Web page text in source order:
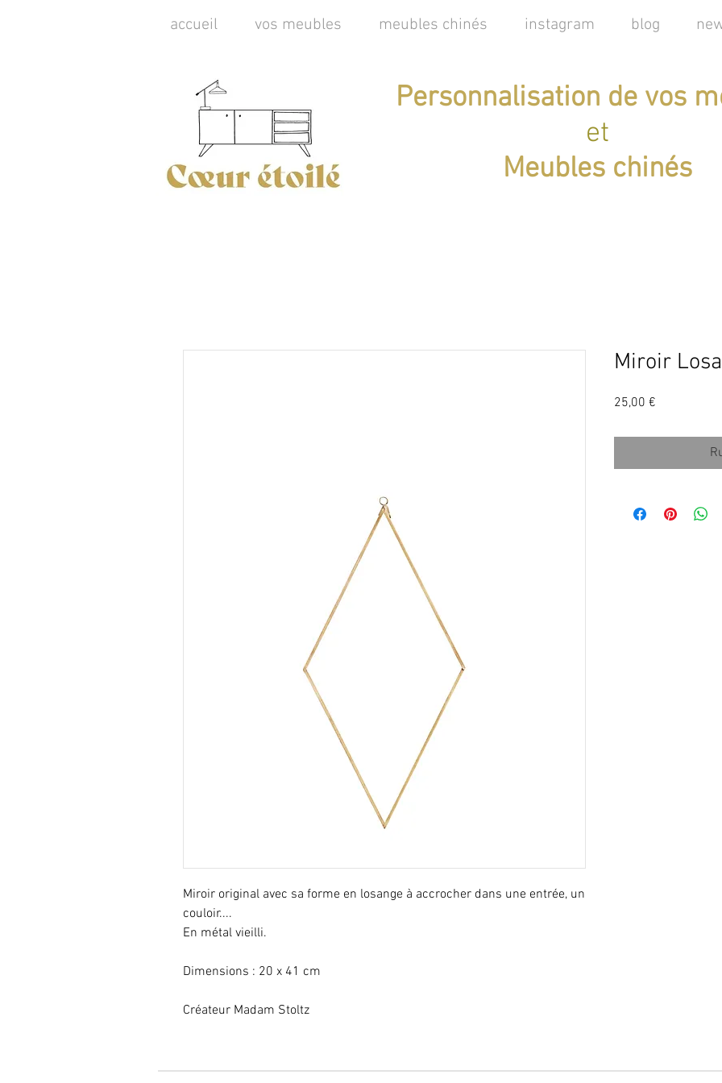
accueil vos meubles meubles chinés instagram blog
Personnalisation de vos
et
Meubles chinés
Miroir original avec sa forme en losange à accrocher dans une entrée, un
couloir....
En métal vieilli.
Dimensions : 20 x 41 cm
Créateur Madam Stoltz
Miroir
25,00 €